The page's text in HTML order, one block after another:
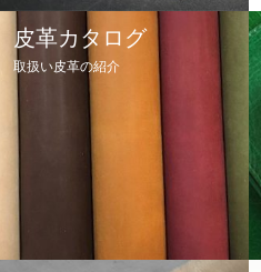
皮革カタログ
取扱い皮革の紹介